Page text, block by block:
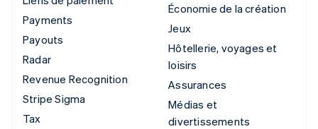
Payments
Payouts
Radar
Revenue Recognition
Stripe Sigma
Tax
Économie de la création
Jeux
Hôtellerie, voyages et
loisirs
Assurances
Médias et
divertissements